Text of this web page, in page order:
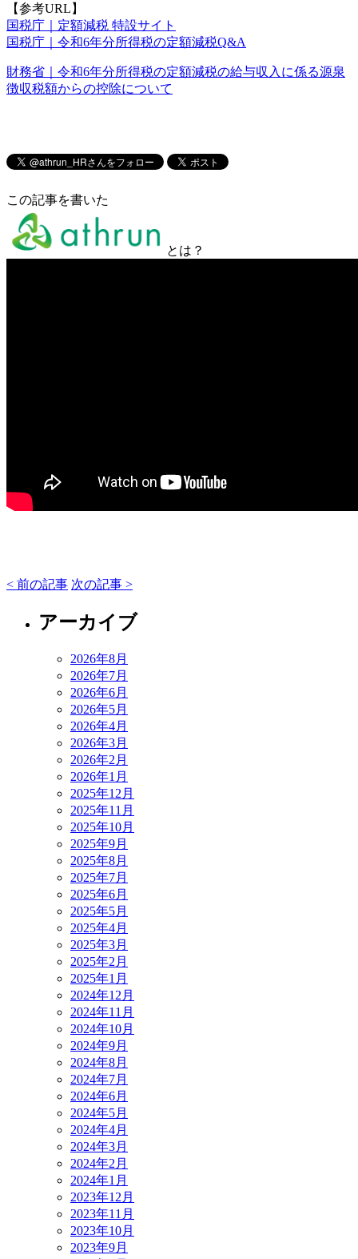
【参考URL】
国税庁｜定額減税 特設サイト
国税庁｜令和6年分所得税の定額減税Q&A
財務省｜令和6年分所得税の定額減税の給与収入に係る源泉
徴収税額からの控除について
この記事を書いた
とは？
< 前の記事 次の記事 >
アーカイブ
2026年8月
2026年7月
2026年6月
2026年5月
2026年4月
2026年3月
2026年2月
2026年1月
2025年12月
2025年11月
2025年10月
2025年9月
2025年8月
2025年7月
2025年6月
2025年5月
2025年4月
2025年3月
2025年2月
2025年1月
2024年12月
2024年11月
2024年10月
2024年9月
2024年8月
2024年7月
2024年6月
2024年5月
2024年4月
2024年3月
2024年2月
2024年1月
2023年12月
2023年11月
2023年10月
2023年9月